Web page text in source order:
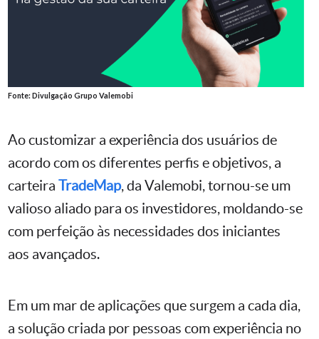
Fonte: Divulgação Grupo Valemobi
Ao customizar a experiência dos usuários de
acordo com os diferentes perfis e objetivos, a
carteira TradeMap, da Valemobi, tornou-se um
valioso aliado para os investidores, moldando-se
com perfeição às necessidades dos iniciantes
aos avançados.
Em um mar de aplicações que surgem a cada dia,
a solução criada por pessoas com experiência no